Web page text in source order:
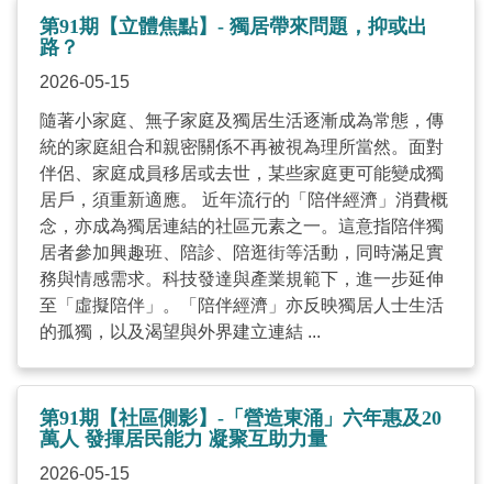
第91期【立體焦點】- 獨居帶來問題，抑或出
路？
2026-05-15
隨著小家庭、無子家庭及獨居生活逐漸成為常態，傳
統的家庭組合和親密關係不再被視為理所當然。面對
伴侶、家庭成員移居或去世，某些家庭更可能變成獨
居戶，須重新適應。 近年流行的「陪伴經濟」消費概
念，亦成為獨居連結的社區元素之一。這意指陪伴獨
居者參加興趣班、陪診、陪逛街等活動，同時滿足實
務與情感需求。科技發達與產業規範下，進一步延伸
至「虛擬陪伴」。「陪伴經濟」亦反映獨居人士生活
的孤獨，以及渴望與外界建立連結 ...
第91期【社區側影】-「營造東涌」六年惠及20
萬人 發揮居民能力 凝聚互助力量
2026-05-15